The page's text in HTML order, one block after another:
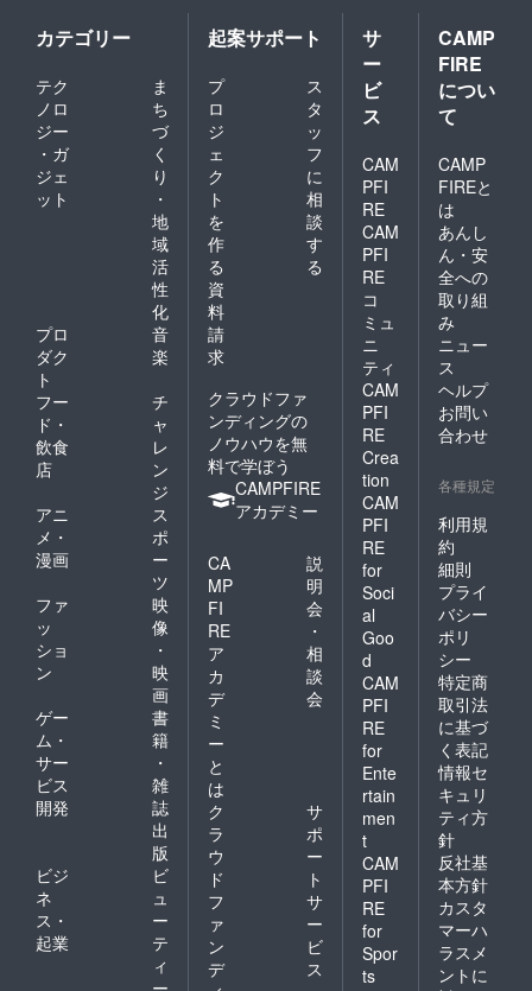
で販売
予定に
なりま
す。 ＊
ポーチ
はライ
ブ会場
円で販
売予定
になり
ます。
＜サン
デート
レーニ
ングに
関して
＞ ・ト
レーニ
ングは
１回２
時間程
度を予
定して
す。 ・
ジュー
ルは５
月〜７
月中ま
でを目
処に合
計３日
間とな
りま
す。 ・
トレー
ニング
内・大
阪市内
でのレ
ンタル
スペー
ス／レ
ンタル
スタジ
オにて
実施し
ます。
・スタ
カテゴリー
テク
ノロ
ジー
・ガ
ジェ
ット
ま
ち
づ
く
り
・
地
域
活
性
化
プロ
ダク
ト
音
楽
フー
ド・
飲食
店
チ
ャ
レ
ン
ジ
アニ
メ・
漫画
ス
ポ
ー
ツ
ファ
ッ
ショ
ン
映
像
・
映
画
ゲー
ム・
サー
ビス
開発
書
籍
・
雑
誌
出
版
ビジ
ネ
ス・
起業
ビ
ュ
ー
テ
ィ
起案サポート
プ
ロ
ジ
ェ
ク
ト
を
作
る
ス
タ
ッ
フ
に
相
談
す
る
資
料
請
求
クラウドファ
ンディングの
ノウハウを無
料で学ぼう
CAMPFIRE
アカデミー
CA
MP
FI
RE
ア
カ
デ
ミ
ー
と
は
説
明
会
・
相
談
会
ク
ラ
ウ
ド
フ
ァ
ン
デ
サ
ポ
ー
ト
サ
ー
ビ
ス
サ
ー
ビ
ス
CAM
PFI
RE
CAM
PFI
RE
コ
ミュ
ニ
ティ
CAM
PFI
RE
Crea
tion
CAM
PFI
RE
for
Soci
al
Goo
d
CAM
PFI
RE
for
Ente
rtain
men
t
CAM
PFI
RE
for
Spor
ts
CAMP
FIRE
につい
て
CAMP
FIREと
は
あんし
ん・安
全への
取り組
み
ニュー
ス
ヘルプ
お問い
合わせ
各種規定
利用規
約
細則
プライ
バシー
ポリ
シー
特定商
取引法
に基づ
く表記
情報セ
キュリ
ティ方
針
反社基
本方針
カスタ
マーハ
ラスメ
ントに